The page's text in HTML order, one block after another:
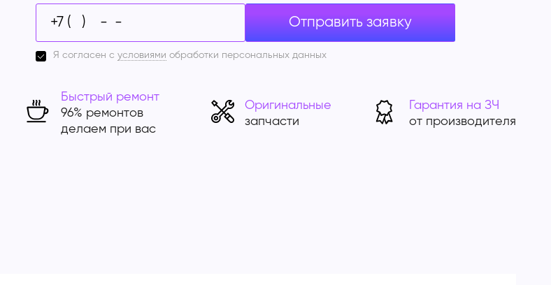
Я согласен с условиями обработки персональных данных
Быстрый ремонт
96% ремонтов
делаем при вас
Оригинальные
запчасти
Гарантия на ЗЧ
от производителя